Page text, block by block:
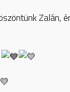
Zalán,